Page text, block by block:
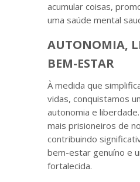
acumular coisas,
uma saúde mental
AUTONOMIA,
BEM-ESTAR
À medida que
vidas, conquistamos
autonomia e
mais prisioneiros de
contribuindo
bem-estar genuíno e
fortalecida.